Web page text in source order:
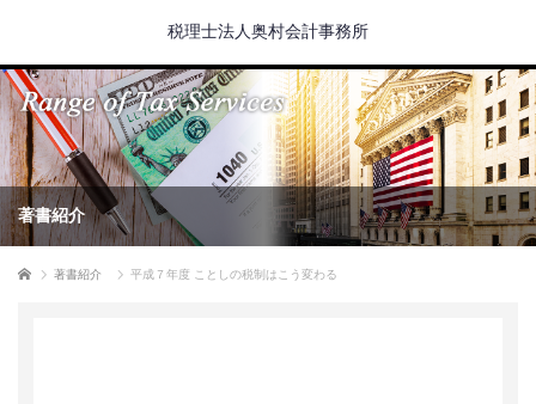
税理士法人奥村会計事務所
著書紹介
ホーム 著書紹介 平成７年度 ことしの税制はこう変わる